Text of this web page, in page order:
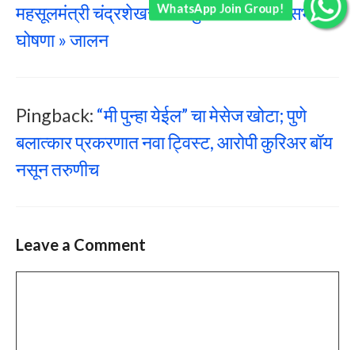
महसूलमंत्री चंद्रशेखर बावनकुळे यांची विधानसभेत
घोषणा » जालन
Pingback: “मी पुन्हा येईल” चा मेसेज खोटा; पुणे
बलात्कार प्रकरणात नवा ट्विस्ट, आरोपी कुरिअर बॉय
नसून तरुणीच
Leave a Comment
WhatsApp Join Group!